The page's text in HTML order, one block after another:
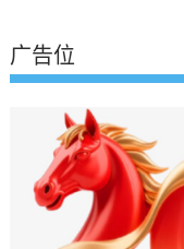
航
广告位